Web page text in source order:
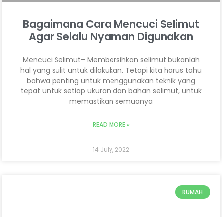
Bagaimana Cara Mencuci Selimut
Agar Selalu Nyaman Digunakan
Mencuci Selimut– Membersihkan selimut bukanlah
hal yang sulit untuk dilakukan. Tetapi kita harus tahu
bahwa penting untuk menggunakan teknik yang
tepat untuk setiap ukuran dan bahan selimut, untuk
memastikan semuanya
READ MORE »
14 July, 2022
RUMAH